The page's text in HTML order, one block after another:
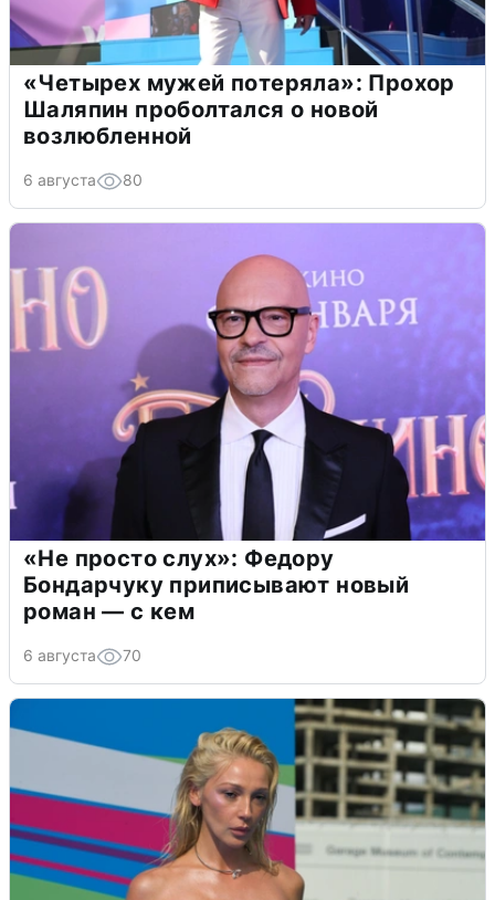
«Четырех мужей потеряла»: Прохор
Шаляпин проболтался о новой
возлюбленной
6 августа 80
«Не просто слух»: Федору
Бондарчуку приписывают новый
роман — с кем
6 августа 70